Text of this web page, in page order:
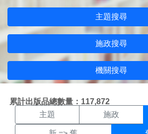
主題搜尋
施政搜尋
機關搜尋
累計出版品總數量：117,872
機關搜尋結果頁
主題 施政